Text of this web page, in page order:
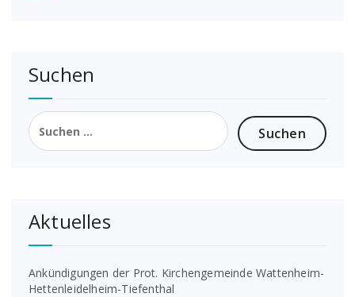
Suchen
Suchen
nach:
Aktuelles
Ankündigungen der Prot. Kirchengemeinde Wattenheim-
Hettenleidelheim-Tiefenthal